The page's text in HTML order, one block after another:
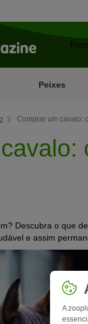
Peixes
Comprar um cavalo:
Descubra o que
e assim
A